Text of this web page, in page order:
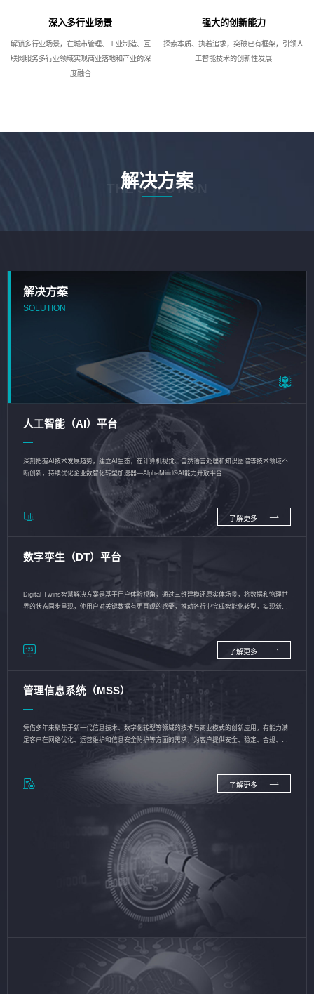
深入多行业场景
解锁多行业场景，在城市管理、工业制造、互
联网服务多行业领域实现商业落地和产业的深
度融合
强大的创新能力
探索本质、执着追求，突破已有框架，引领人
工智能技术的创新性发展
解决方案
THE SOLUTION
解决方案
SOLUTION
人工智能（AI）平台
深刻把握AI技术发展趋势，建立AI生态，在计算机视觉、自然语言处理和知识图谱等技术领域不
断创新，持续优化企业数智化转型加速器—AlphaMind®AI能力开放平台
了解更多
数字孪生（DT）平台
Digital Twins智慧解决方案是基于用户体验视角，通过三维建模还原实体场景，将数据和物理世
界的状态同步呈现，使用户对关键数据有更直观的感受，推动各行业完成智能化转型，实现新旧
了解更多
管理信息系统（MSS）
凭借多年来聚焦于新一代信息技术、数字化转型等领域的技术与商业模式的创新应用，有能力满
足客户在网络优化、运营维护和信息安全防护等方面的需求，为客户提供安全、稳定、合规、持
了解更多